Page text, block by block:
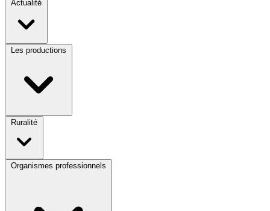
Actualité
Les productions
Ruralité
Organismes professionnels